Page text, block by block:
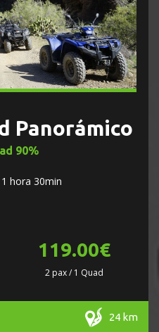
Panorámico
90%
hora 30min
119.00€
2 pax / 1 Quad
24 km